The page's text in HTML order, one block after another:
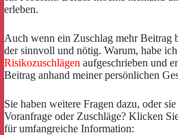
erleben.
Auch wenn ein Zuschlag mehr Beitrag
der sinnvoll und nötig. Warum, habe
Risikozuschlägen aufgeschrieben und
Beitrag anhand meiner persönlichen
Sie haben weitere Fragen dazu, oder
Voranfrage oder Zuschläge? Klicken
für umfangreiche Information: